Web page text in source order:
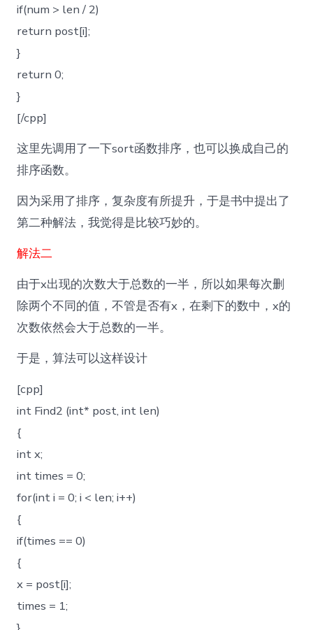
if(num > len / 2)
return post[i];
}
return 0;
}
[/cpp]
这里先调用了一下sort函数排序，也可以换成自己的
排序函数。
因为采用了排序，复杂度有所提升，于是书中提出了
第二种解法，我觉得是比较巧妙的。
解法二
由于x出现的次数大于总数的一半，所以如果每次删
除两个不同的值，不管是否有x，在剩下的数中，x的
次数依然会大于总数的一半。
于是，算法可以这样设计
[cpp]
int Find2 (int* post, int len)
{
int x;
int times = 0;
for(int i = 0; i < len; i++)
{
if(times == 0)
{
x = post[i];
times = 1;